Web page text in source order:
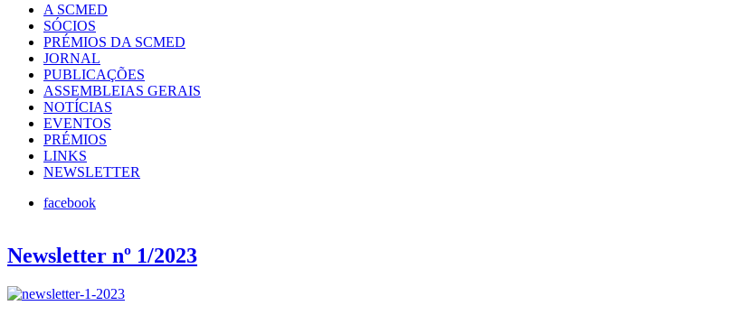
A SCMED
SÓCIOS
PRÉMIOS DA SCMED
JORNAL
PUBLICAÇÕES
ASSEMBLEIAS GERAIS
NOTÍCIAS
EVENTOS
PRÉMIOS
LINKS
NEWSLETTER
facebook
Newsletter nº 1/2023